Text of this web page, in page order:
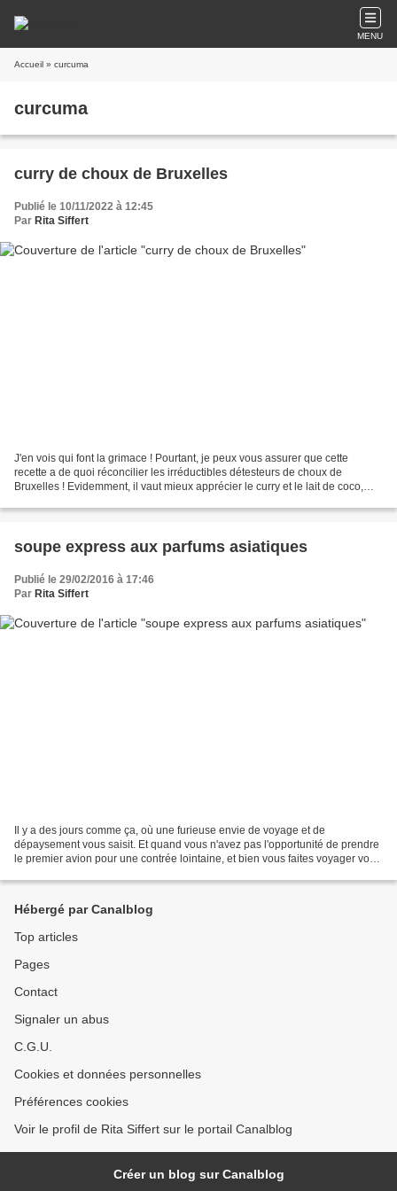
MENU
Accueil » curcuma
curcuma
curry de choux de Bruxelles
Publié le 10/11/2022 à 12:45
Par Rita Siffert
J'en vois qui font la grimace ! Pourtant, je peux vous assurer que cette
recette a de quoi réconcilier les irréductibles détesteurs de choux de
Bruxelles ! Evidemment, il vaut mieux apprécier le curry et le lait de coco,
soupe express aux parfums asiatiques
Publié le 29/02/2016 à 17:46
Par Rita Siffert
Il y a des jours comme ça, où une furieuse envie de voyage et de
dépaysement vous saisit. Et quand vous n'avez pas l'opportunité de prendre
le premier avion pour une contrée lointaine, et bien vous faites voyager vos
Hébergé par Canalblog
Top articles
Pages
Contact
Signaler un abus
C.G.U.
Cookies et données personnelles
Préférences cookies
Voir le profil de Rita Siffert sur le portail Canalblog
Créer un blog sur Canalblog